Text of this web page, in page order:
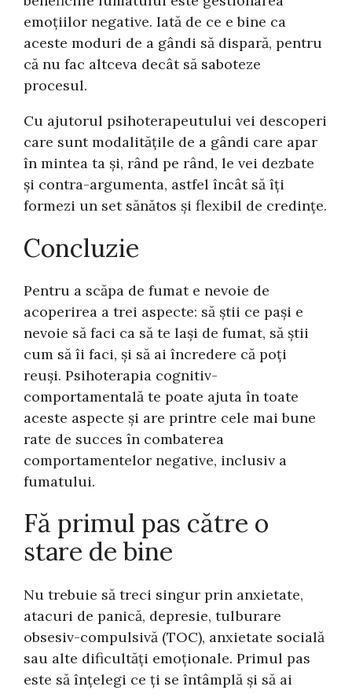
emoțiilor negative. Iată de ce e bine ca
aceste moduri de a gândi să dispară, pentru
că nu fac altceva decât să saboteze
procesul.
Cu ajutorul psihoterapeutului vei descoperi
care sunt modalitățile de a gândi care apar
în mintea ta și, rând pe rând, le vei dezbate
și contra-argumenta, astfel încât să îți
formezi un set sănătos și flexibil de credințe.
Concluzie
Pentru a scăpa de fumat e nevoie de
acoperirea a trei aspecte: să știi ce pași e
nevoie să faci ca să te lași de fumat, să știi
cum să îi faci, și să ai încredere că poți
reuși. Psihoterapia cognitiv-
comportamentală te poate ajuta în toate
aceste aspecte și are printre cele mai bune
rate de succes în combaterea
comportamentelor negative, inclusiv a
fumatului.
Fă primul pas către o
stare de bine
Nu trebuie să treci singur prin anxietate,
atacuri de panică, depresie, tulburare
obsesiv-compulsivă (TOC), anxietate socială
sau alte dificultăți emoționale. Primul pas
este să înțelegi ce ți se întâmplă și să ai